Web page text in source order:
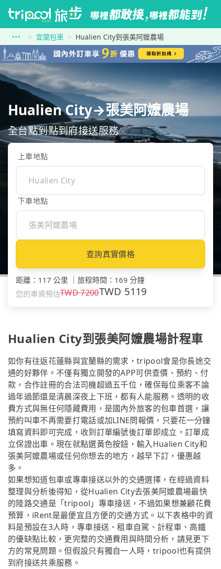
宜蘭包車 Hualien City到張美阿嬤農場
Hualien City→張美阿嬤農場
全台點到點到府接送服務
上車地點
下車地點
查詢真實價格
距離 ： 117 公里 旅程時間 ： 169 分鐘
您的車資預估TWD7200TWD 5119
Hualien City到張美阿嬤農場計程車
如你有往返花蓮縣與宜蘭縣的需求，tripool會是你長途交
通的好夥伴。不僅有獨立開發的APP可供查價、預約、付
款，合作註冊的合法司機超過五千位，確保每位乘客不論
過年過節還是清晨深夜上下班，都有人能服務。透明的收
費方式與無任何隱藏費用，是國內外旅客的包車首選，讓
預約叫車不再需要打電話或加LINE問報價，只要花一分鐘
填寫資料即可完成，收到訂單編號後訂單即成立，訂單成
立保證出車。現在就點選黃色按鈕，輸入Hualien City和
張美阿嬤農場或任何你想去的地方，越早下訂，優惠越
多。
如果想知道包車或專車接送以外的交通選擇，在經過資料
整理與分析後得知，從Hualien City去張美阿嬤農場最快
的陸路交通是「tripool」專車接送，不過如果想兼顧花費
預算，iRent是最便宜且方便的交通方式。以下表格中的資
料是預設在3人時，專車接送、租車自駕、計程車、高鐵
的優缺點比較，更完整的交通費用與時間分析，請見更下
方的常見問題。但假設只有獨自一人時，tripool也有提供
到府接送共乘服務。